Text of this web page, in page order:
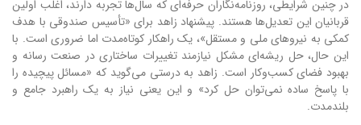
در چنین شرایطی، روزنامه‌نگاران حرفه‌ای که سال‌ها تجربه دارند، اغلب اولین
قربانیان این تعدیل‌ها هستند. پیشنهاد زاهد برای «تأسیس صندوقی با هدف
کمکی به نیروهای ملی و مستقل»، یک راهکار کوتاه‌مدت اما ضروری است. با
این حال، حل ریشه‌ای مشکل نیازمند تغییرات ساختاری در صنعت رسانه و
بهبود فضای کسب‌وکار است. زاهد به درستی می‌گوید که «مسائل پیچیده را
با پاسخ ساده نمی‌توان حل کرد» و این یعنی نیاز به یک راهبرد جامع و
بلندمدت.